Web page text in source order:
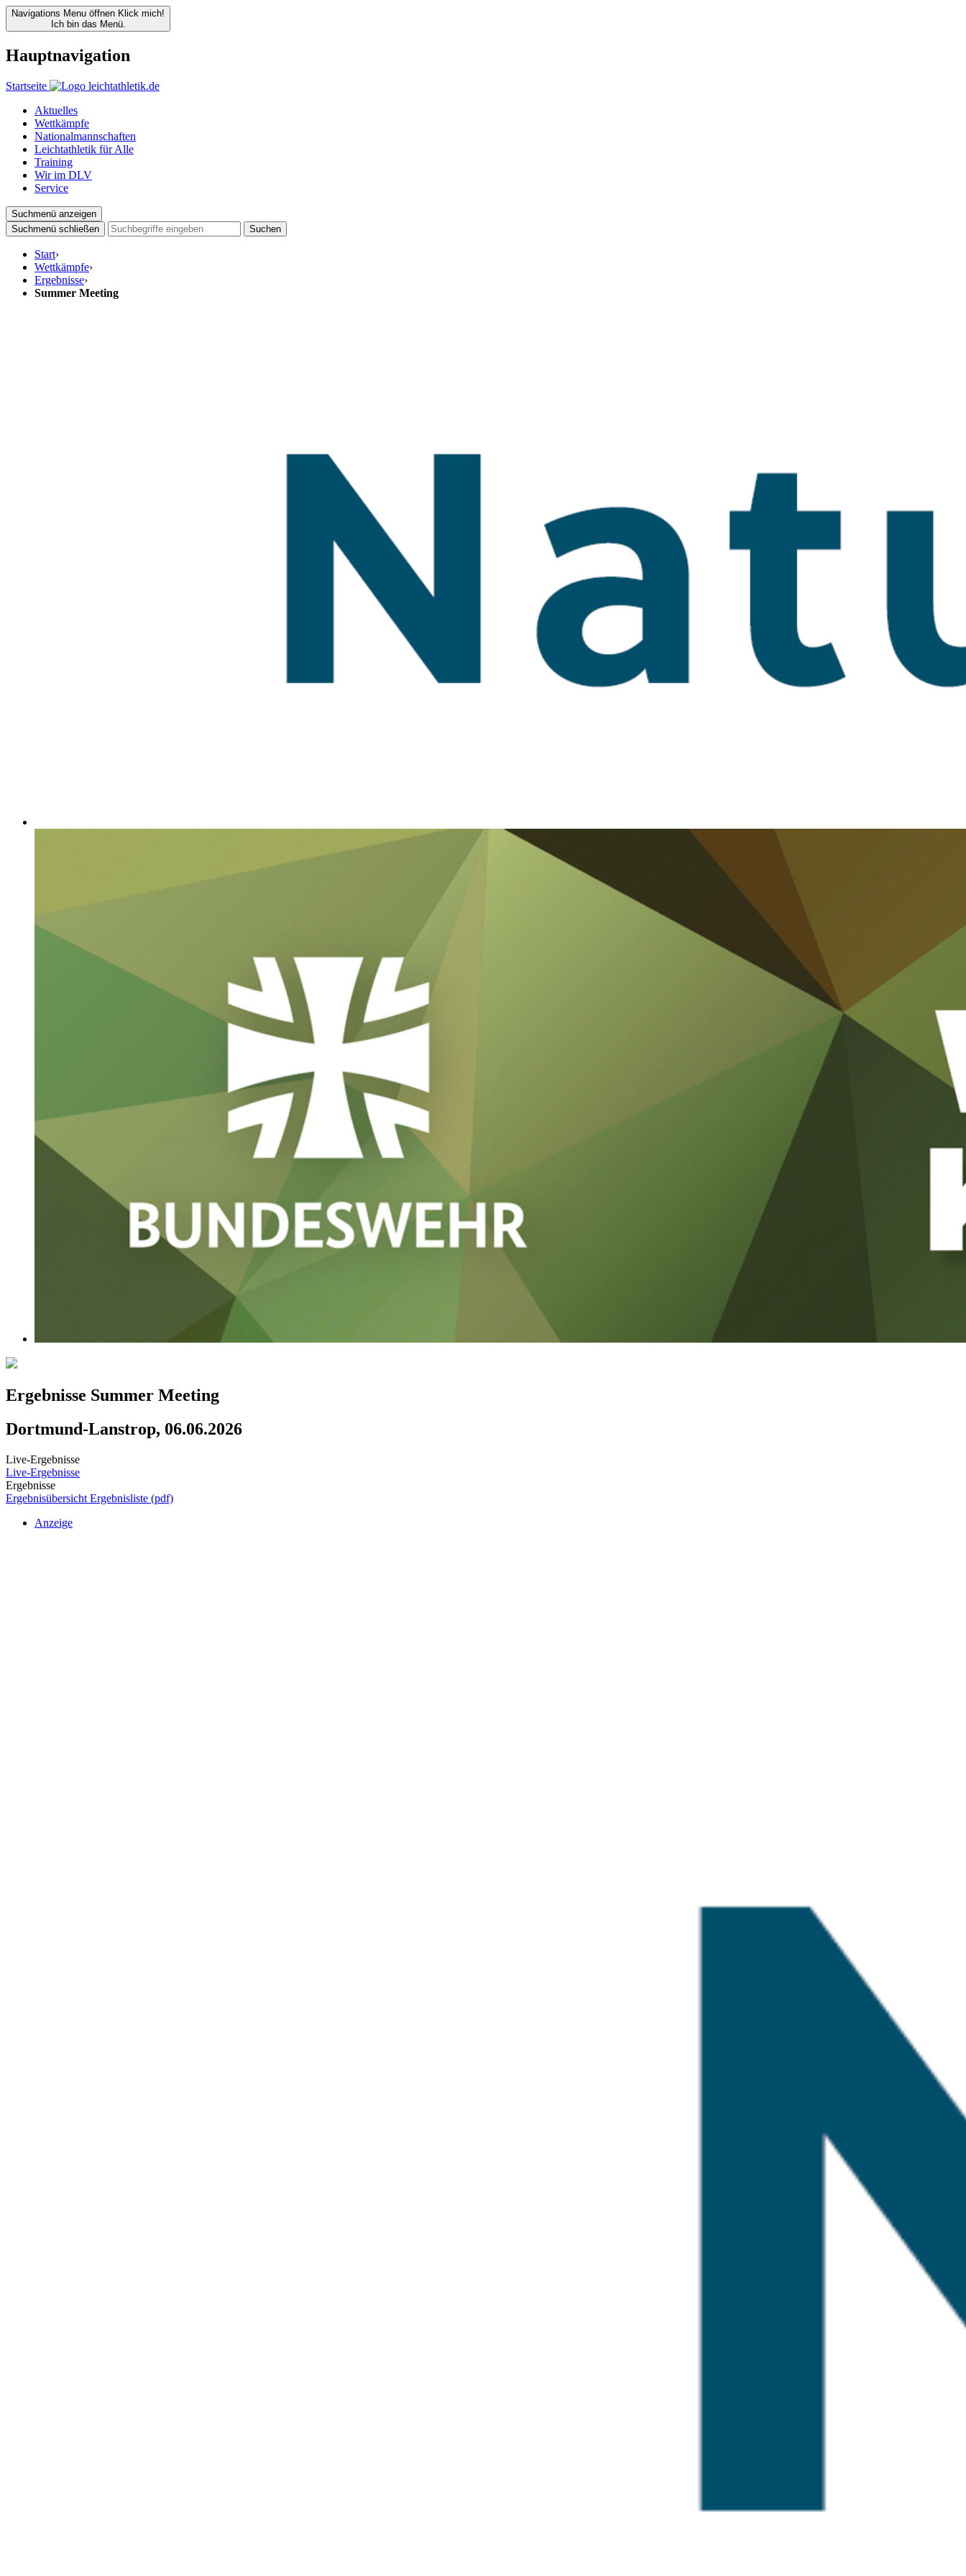
Navigations Menu öffnen Klick mich!
Ich bin das Menü.
Hauptnavigation
Startseite
Aktuelles
Wettkämpfe
Nationalmannschaften
Leichtathletik für Alle
Training
Wir im DLV
Service
Suchmenü anzeigen
Suchmenü schließen
Suchen
Start›
Wettkämpfe›
Ergebnisse›
Summer Meeting
Ergebnisse Summer Meeting
Dortmund-Lanstrop, 06.06.2026
Live-Ergebnisse
Live-Ergebnisse
Ergebnisse
Ergebnisübersicht Ergebnisliste (pdf)
Anzeige